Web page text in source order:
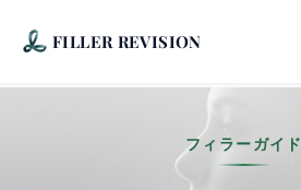
FILLER REVISION
フィラーガイド